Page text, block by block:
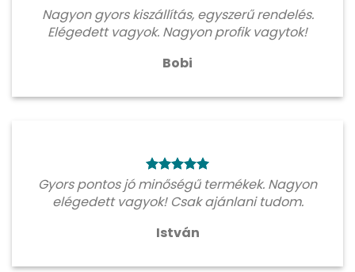
Nagyon gyors kiszállítás, egyszerű rendelés.
Elégedett vagyok. Nagyon profik vagytok!
Bobi
Gyors pontos jó minőségű termékek. Nagyon
elégedett vagyok! Csak ajánlani tudom.
István